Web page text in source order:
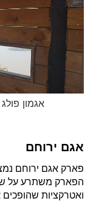
אגמון
אגם ירוחם
פארק אגם ירוחם
הפארק משתרע על
ואטרקציות שהופכים